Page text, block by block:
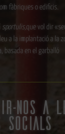
fàbriques o edificis.
sportulis,que vol dir
a la implantació a la
basada en el garballó
nos a
socials